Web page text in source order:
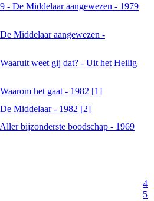
- De Middelaar aangewezen - 1979
Middelaar aangewezen -
weet gij dat? - Uit het Heilig
het gaat - 1982 [1]
Middelaar - 1982 [2]
bijzonderste boodschap - 1969
4
5